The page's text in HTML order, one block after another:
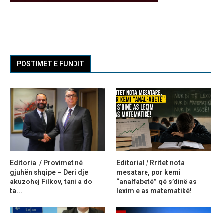
POSTIMET E FUNDIT
Editorial / Provimet në
gjuhën shqipe – Deri dje
akuzohej Filkov, tani a do
ta...
Editorial / Rritet nota
mesatare, por kemi
“analfabetë” që s’dinë as
lexim e as matematikë!